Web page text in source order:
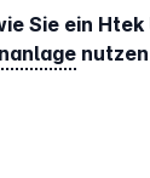
Sie ein